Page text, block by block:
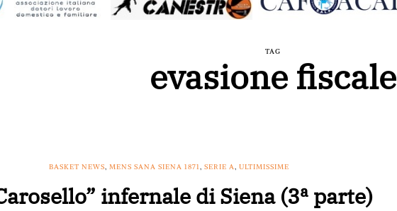
TAG
evasione fiscale
BASKET NEWS,MENS SANA SIENA 1871,SERIE A,ULTIMISSIME
infernale di Siena (3ª parte)